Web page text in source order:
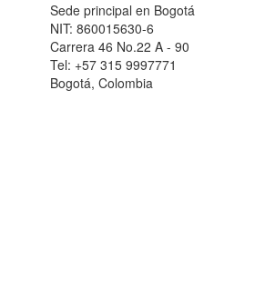
Sede principal en Bogotá
NIT: 860015630-6
Carrera 46 No.22 A - 90
Tel: +57 315 9997771
Bogotá, Colombia